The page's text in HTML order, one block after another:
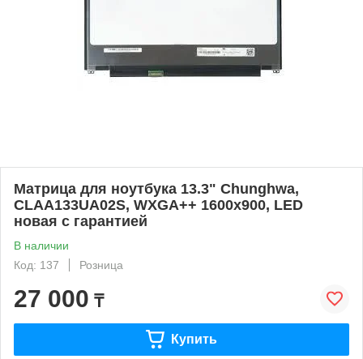
Матрица для ноутбука 13.3" Chunghwa,
CLAA133UA02S, WXGA++ 1600х900, LED
новая с гарантией
В наличии
Код: 137
Розница
27 000 ₸
Купить